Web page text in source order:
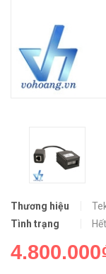
Thương hiệu
Tình trạng